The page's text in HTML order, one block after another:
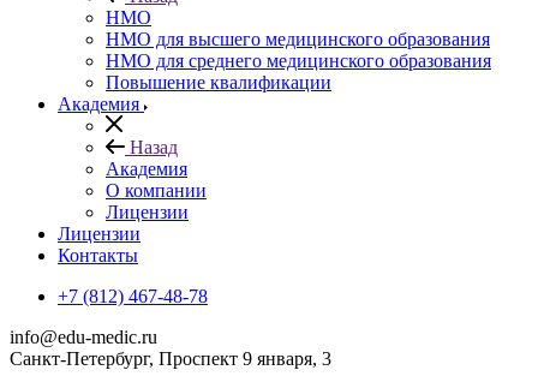
НМО
НМО для высшего медицинского образования
НМО для среднего медицинского образования
Повышение квалификации
Академия
Назад
Академия
О компании
Лицензии
Лицензии
Контакты
+7 (812) 467-48-78
info@edu-medic.ru
Санкт-Петербург, Проспект 9 января, 3